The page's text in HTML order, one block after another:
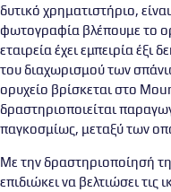
δυτικό χρηματιστήριο,
φωτογραφία βλέπουμε το
εταιρεία έχει εμπειρία έξι
του διαχωρισμού των
ορυχείο βρίσκεται στο
δραστηριοποιείται
παγκοσμίως, μεταξύ των
Με την δραστηριοποίησή
επιδιώκει να βελτιώσει